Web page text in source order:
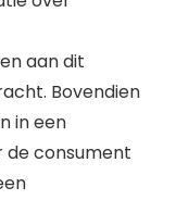
aan dit
Bovendien
in een
de consument